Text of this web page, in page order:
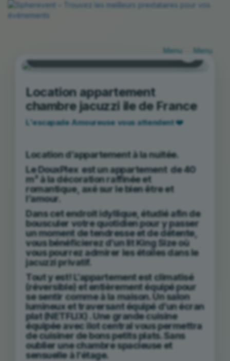
navigation
Location appartement
chambre jacuzzi ile de France
L'escapade Amoureuse vous attendent ❤️
Location d’appartement à la nuitée.
Le DouxPlex est un appartement de 40
m² à la décoration raffinée et
romantique, axé sur le bien être et
l’amour.
Dans cet endroit idyllique, étudié afin de
bousculer votre quotidien pour y passer
un moment detendresse et de détente,
vous bénéficierez d’un lit King Size où
vous pourrez admirer les étoiles dans le
jacuzzi privatif.
Tout y est! L’appartement est climatisé
(réversible) et entièrement équipé pour
se sentir comme à la maison. Un salon
lumineux et traversant équipé d’un écran
plat (NETFLIX) . Une grande cuisine
équipée avec ilot central vous permettra
de cuisiner de bons petits plats. Sans
oublier unechambre spacieuse et
sensuelleà l’étage.